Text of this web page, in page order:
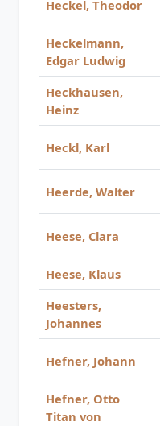
Heckel, Theodor
Heckelmann,
Edgar Ludwig
Heckhausen,
Heinz
Heckl, Karl
Heerde, Walter
Heese, Clara
Heese, Klaus
Heesters,
Johannes
Hefner, Johann
Hefner, Otto
Titan von